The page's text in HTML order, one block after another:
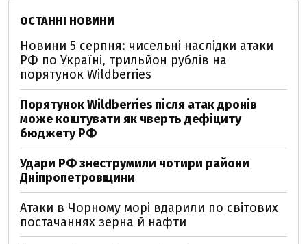
ОСТАННІ НОВИНИ
Новини 5 серпня: чисельні наслідки атаки
РФ по Україні, трильйон рублів на
порятунок Wildberries
Порятунок Wildberries після атак дронів
може коштувати як чверть дефіциту
бюджету РФ
Удари РФ знеструмили чотири райони
Дніпропетровщини
Атаки в Чорному морі вдарили по світових
постачаннях зерна й нафти